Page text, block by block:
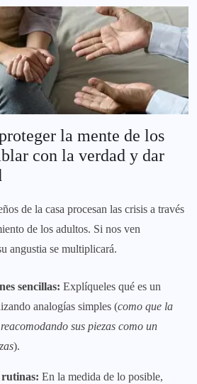
la mente de los
con la verdad y dar
de la casa procesan las crisis a través
de los adultos. Si nos ven
angustia se multiplicará.
sencillas: Explíqueles qué es un
analogías simples (como que la
sus piezas como un
).
En la medida de lo posible,